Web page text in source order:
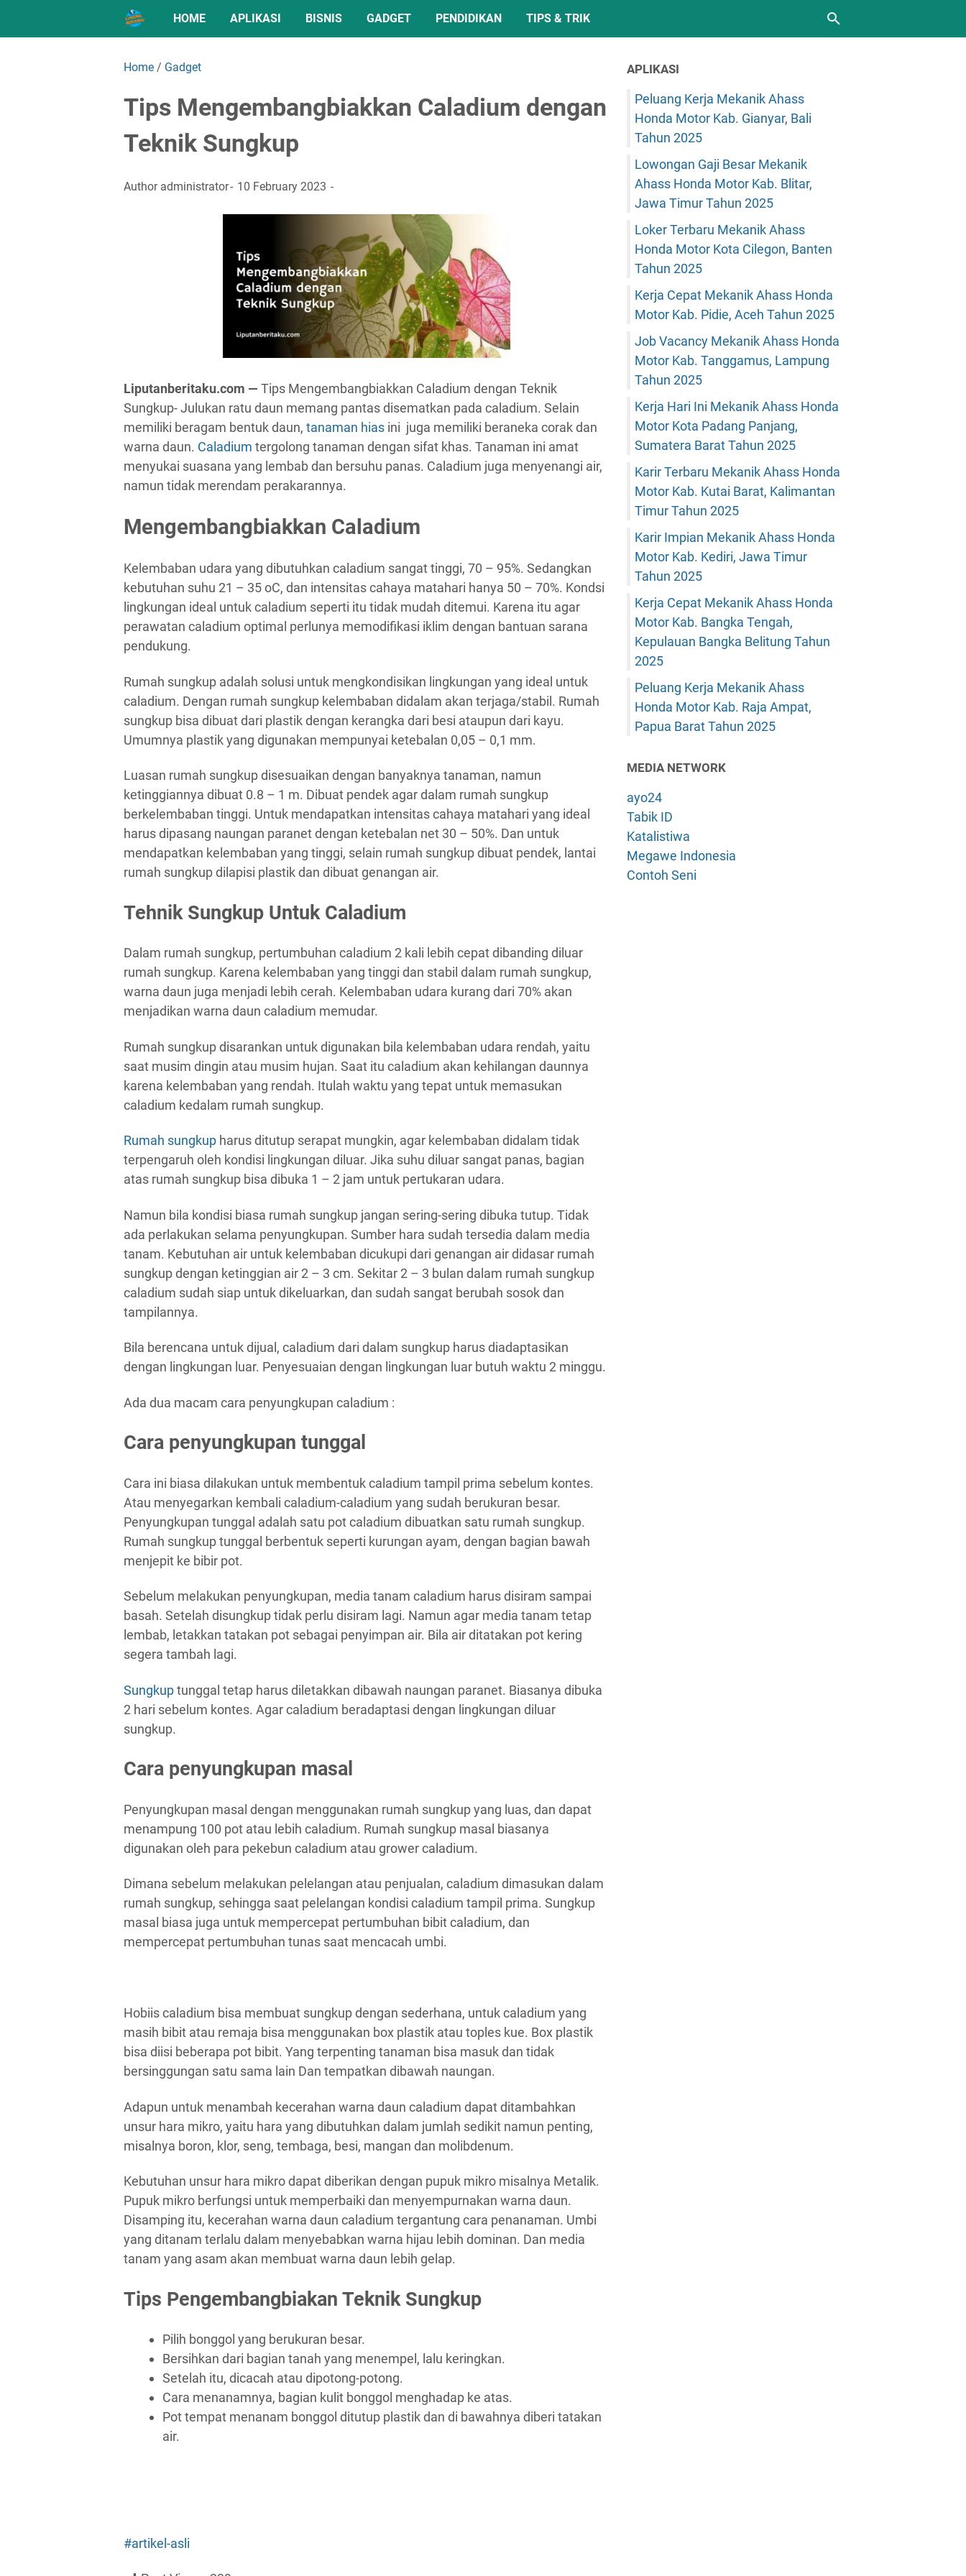
HOME APLIKASI BISNIS GADGET PENDIDIKAN TIPS & TRIK
Home / Gadget
Tips Mengembangbiakkan Caladium dengan
Teknik Sungkup
Author administrator 10 February 2023
Liputanberitaku.com — Tips Mengembangbiakkan Caladium dengan Teknik
Sungkup- Julukan ratu daun memang pantas disematkan pada caladium. Selain
memiliki beragam bentuk daun, tanaman hias ini juga memiliki beraneka corak dan
warna daun. Caladium tergolong tanaman dengan sifat khas. Tanaman ini amat
menyukai suasana yang lembab dan bersuhu panas. Caladium juga menyenangi air,
namun tidak merendam perakarannya.
Mengembangbiakkan Caladium
Kelembaban udara yang dibutuhkan caladium sangat tinggi, 70 – 95%. Sedangkan
kebutuhan suhu 21 – 35 oC, dan intensitas cahaya matahari hanya 50 – 70%. Kondsi
lingkungan ideal untuk caladium seperti itu tidak mudah ditemui. Karena itu agar
perawatan caladium optimal perlunya memodifikasi iklim dengan bantuan sarana
pendukung.
Rumah sungkup adalah solusi untuk mengkondisikan lingkungan yang ideal untuk
caladium. Dengan rumah sungkup kelembaban didalam akan terjaga/stabil. Rumah
sungkup bisa dibuat dari plastik dengan kerangka dari besi ataupun dari kayu.
Umumnya plastik yang digunakan mempunyai ketebalan 0,05 – 0,1 mm.
Luasan rumah sungkup disesuaikan dengan banyaknya tanaman, namun
ketinggiannya dibuat 0.8 – 1 m. Dibuat pendek agar dalam rumah sungkup
berkelembaban tinggi. Untuk mendapatkan intensitas cahaya matahari yang ideal
harus dipasang naungan paranet dengan ketebalan net 30 – 50%. Dan untuk
mendapatkan kelembaban yang tinggi, selain rumah sungkup dibuat pendek, lantai
rumah sungkup dilapisi plastik dan dibuat genangan air.
Tehnik Sungkup Untuk Caladium
Dalam rumah sungkup, pertumbuhan caladium 2 kali lebih cepat dibanding diluar
rumah sungkup. Karena kelembaban yang tinggi dan stabil dalam rumah sungkup,
warna daun juga menjadi lebih cerah. Kelembaban udara kurang dari 70% akan
menjadikan warna daun caladium memudar.
Rumah sungkup disarankan untuk digunakan bila kelembaban udara rendah, yaitu
saat musim dingin atau musim hujan. Saat itu caladium akan kehilangan daunnya
karena kelembaban yang rendah. Itulah waktu yang tepat untuk memasukan
caladium kedalam rumah sungkup.
Rumah sungkup harus ditutup serapat mungkin, agar kelembaban didalam tidak
terpengaruh oleh kondisi lingkungan diluar. Jika suhu diluar sangat panas, bagian
atas rumah sungkup bisa dibuka 1 – 2 jam untuk pertukaran udara.
Namun bila kondisi biasa rumah sungkup jangan sering-sering dibuka tutup. Tidak
ada perlakukan selama penyungkupan. Sumber hara sudah tersedia dalam media
tanam. Kebutuhan air untuk kelembaban dicukupi dari genangan air didasar rumah
sungkup dengan ketinggian air 2 – 3 cm. Sekitar 2 – 3 bulan dalam rumah sungkup
caladium sudah siap untuk dikeluarkan, dan sudah sangat berubah sosok dan
tampilannya.
Bila berencana untuk dijual, caladium dari dalam sungkup harus diadaptasikan
dengan lingkungan luar. Penyesuaian dengan lingkungan luar butuh waktu 2 minggu.
Ada dua macam cara penyungkupan caladium :
Cara penyungkupan tunggal
Cara ini biasa dilakukan untuk membentuk caladium tampil prima sebelum kontes.
Atau menyegarkan kembali caladium-caladium yang sudah berukuran besar.
Penyungkupan tunggal adalah satu pot caladium dibuatkan satu rumah sungkup.
Rumah sungkup tunggal berbentuk seperti kurungan ayam, dengan bagian bawah
menjepit ke bibir pot.
Sebelum melakukan penyungkupan, media tanam caladium harus disiram sampai
basah. Setelah disungkup tidak perlu disiram lagi. Namun agar media tanam tetap
lembab, letakkan tatakan pot sebagai penyimpan air. Bila air ditatakan pot kering
segera tambah lagi.
Sungkuptunggal tetap harus diletakkan dibawah naungan paranet. Biasanya dibuka
2 hari sebelum kontes. Agar caladium beradaptasi dengan lingkungan diluar
sungkup.
Cara penyungkupan masal
Penyungkupan masal dengan menggunakan rumah sungkup yang luas, dan dapat
menampung 100 pot atau lebih caladium. Rumah sungkup masal biasanya
digunakan oleh para pekebun caladium atau grower caladium.
Dimana sebelum melakukan pelelangan atau penjualan, caladium dimasukan dalam
rumah sungkup, sehingga saat pelelangan kondisi caladium tampil prima. Sungkup
masal biasa juga untuk mempercepat pertumbuhan bibit caladium, dan
mempercepat pertumbuhan tunas saat mencacah umbi.
Hobiis caladium bisa membuat sungkup dengan sederhana, untuk caladium yang
masih bibit atau remaja bisa menggunakan box plastik atau toples kue. Box plastik
bisa diisi beberapa pot bibit. Yang terpenting tanaman bisa masuk dan tidak
bersinggungan satu sama lain Dan tempatkan dibawah naungan.
Adapun untuk menambah kecerahan warna daun caladium dapat ditambahkan
unsur hara mikro, yaitu hara yang dibutuhkan dalam jumlah sedikit namun penting,
misalnya boron, klor, seng, tembaga, besi, mangan dan molibdenum.
Kebutuhan unsur hara mikro dapat diberikan dengan pupuk mikro misalnya Metalik.
Pupuk mikro berfungsi untuk memperbaiki dan menyempurnakan warna daun.
Disamping itu, kecerahan warna daun caladium tergantung cara penanaman. Umbi
yang ditanam terlalu dalam menyebabkan warna hijau lebih dominan. Dan media
tanam yang asam akan membuat warna daun lebih gelap.
Tips Pengembangbiakan Teknik Sungkup
Pilih bonggol yang berukuran besar.
Bersihkan dari bagian tanah yang menempel, lalu keringkan.
Setelah itu, dicacah atau dipotong-potong.
Cara menanamnya, bagian kulit bonggol menghadap ke atas.
Pot tempat menanam bonggol ditutup plastik dan di bawahnya diberi tatakan
air.
#artikel-asli
APLIKASI
Peluang Kerja Mekanik Ahass
Honda Motor Kab. Gianyar, Bali
Tahun 2025
Lowongan Gaji Besar Mekanik
Ahass Honda Motor Kab. Blitar,
Jawa Timur Tahun 2025
Loker Terbaru Mekanik Ahass
Honda Motor Kota Cilegon, Banten
Tahun 2025
Kerja Cepat Mekanik Ahass Honda
Motor Kab. Pidie, Aceh Tahun 2025
Job Vacancy Mekanik Ahass Honda
Motor Kab. Tanggamus, Lampung
Tahun 2025
Kerja Hari Ini Mekanik Ahass Honda
Motor Kota Padang Panjang,
Sumatera Barat Tahun 2025
Karir Terbaru Mekanik Ahass Honda
Motor Kab. Kutai Barat, Kalimantan
Timur Tahun 2025
Karir Impian Mekanik Ahass Honda
Motor Kab. Kediri, Jawa Timur
Tahun 2025
Kerja Cepat Mekanik Ahass Honda
Motor Kab. Bangka Tengah,
Kepulauan Bangka Belitung Tahun
2025
Peluang Kerja Mekanik Ahass
Honda Motor Kab. Raja Ampat,
Papua Barat Tahun 2025
MEDIA NETWORK
ayo24
Tabik ID
Katalistiwa
Megawe Indonesia
Contoh Seni